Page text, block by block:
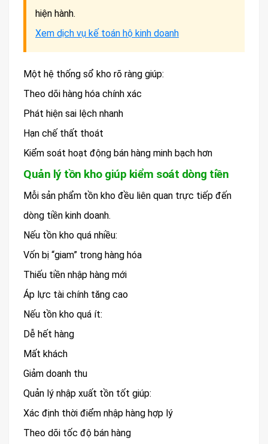
hiện hành.
Xem dịch vụ kế toán hộ kinh doanh
Một hệ thống sổ kho rõ ràng giúp:
Theo dõi hàng hóa chính xác
Phát hiện sai lệch nhanh
Hạn chế thất thoát
Kiểm soát hoạt động bán hàng minh bạch hơn
Quản lý tồn kho giúp kiểm soát dòng tiền
Mỗi sản phẩm tồn kho đều liên quan trực tiếp đến
dòng tiền kinh doanh.
Nếu tồn kho quá nhiều:
Vốn bị “giam” trong hàng hóa
Thiếu tiền nhập hàng mới
Áp lực tài chính tăng cao
Nếu tồn kho quá ít:
Dễ hết hàng
Mất khách
Giảm doanh thu
Quản lý nhập xuất tồn tốt giúp:
Xác định thời điểm nhập hàng hợp lý
Theo dõi tốc độ bán hàng